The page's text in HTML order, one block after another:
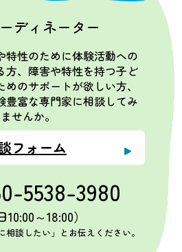
ディネーター
特性のために体験活動への
方、障害や特性を持つ子ど
のサポートが欲しい方、
豊富な専門家に相談してみ
ませんか。
フォーム
5538-3980
10:00～18:00）
相談したい」とお伝えください。